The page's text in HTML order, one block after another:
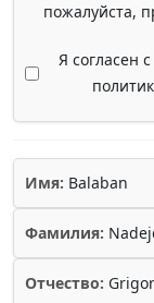
пожалуйста,
Я согласен
Имя: Balaban
Фамилия:
Отчество: